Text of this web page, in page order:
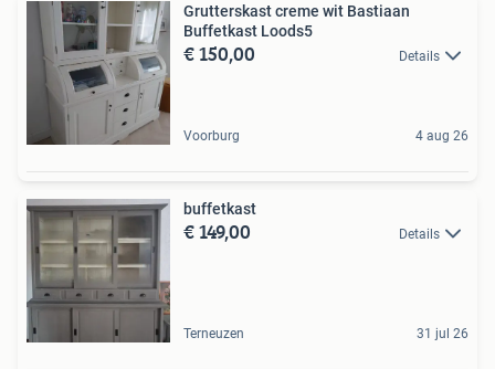
Grutterskast creme wit Bastiaan
Buffetkast Loods5
€ 150,00 Details
Voorburg 4 aug 26
buffetkast
€ 149,00 Details
Terneuzen 31 jul 26